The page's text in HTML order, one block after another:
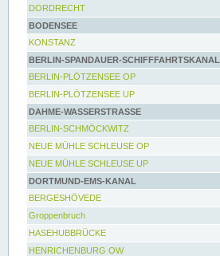
DORDRECHT
BODENSEE
KONSTANZ
BERLIN-SPANDAUER-SCHIFFFAHRTSKANAL
BERLIN-PLÖTZENSEE OP
BERLIN-PLÖTZENSEE UP
DAHME-WASSERSTRASSE
BERLIN-SCHMÖCKWITZ
NEUE MÜHLE SCHLEUSE OP
NEUE MÜHLE SCHLEUSE UP
DORTMUND-EMS-KANAL
BERGESHÖVEDE
Groppenbruch
HASEHUBBRÜCKE
HENRICHENBURG OW